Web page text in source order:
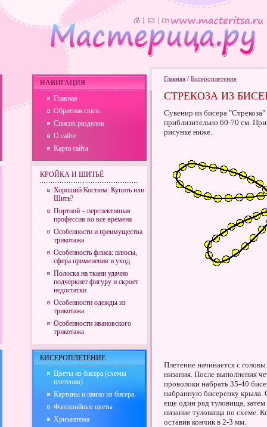
Главная / Бисероплетение
СТРЕКОЗА ИЗ
Сувенир из бисера
приблизительно 60-70 см.
рисунке ниже.
Плетение начинается с
низания. После выполнения
проволоки набрать 35-40
набранную бисеренку крыла.
еще один ряд туловища,
низание туловища по схеме.
оставив кончик в 2-3 мм.
НАВИГАЦИЯ
Главная
Обратная связь
Список разделов
О сайте
Карта сайта
КРОЙКА И ШИТЬЁ
Хороший Костюм: Купить или
Шить?
Портной – перспективная
профессия во все времена
Особенности и преимущества
трикотажа
Особенность флиса: плюсы,
сфера применения и уход
Полоска на ткани удачно
подчеркнет фигуру и скроет
недостатки
Особенности одежды из
трикотажа
Особенности ивановского
трикотажа
БИСЕРОПЛЕТЕНИЕ
Цветы из бисера (схемы
плетения)
Картины и панно из бисера
Фантазийные цветы
Хризантема